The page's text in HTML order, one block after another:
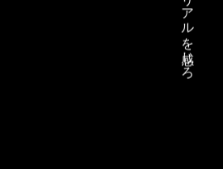
リアルを感じろ